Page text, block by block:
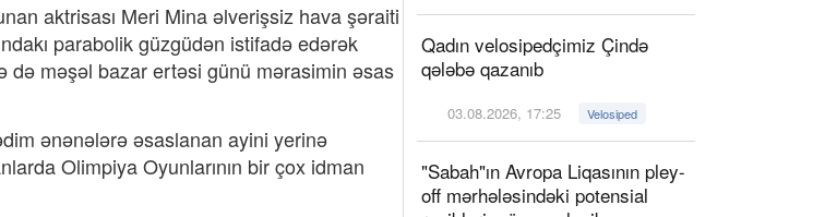
aktrisası Meri Mina əlverişsiz hava şəraiti
parabolik güzgüdən istifadə edərək
də məşəl bazar ertəsi günü mərasimin əsas
ənənələrə əsaslanan ayini yerinə
Olimpiya Oyunlarının bir çox idman
Qadın velosipedçimiz Çində
qələbə qazanıb
03.08.2026, 17:25 Velosiped
"Sabah"ın Avropa Liqasının pley-
off mərhələsindəki potensial